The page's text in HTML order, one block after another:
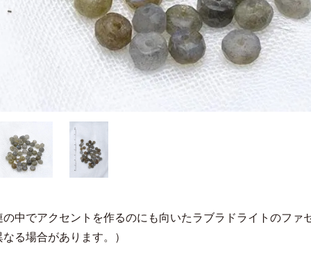
の中でアクセントを作るのにも向いたラブラドライトのフ
なる場合があります。）